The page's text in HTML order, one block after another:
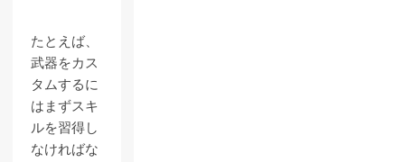
たとえば、
武器をカス
タムするに
はまずスキ
ルを習得し
なければな